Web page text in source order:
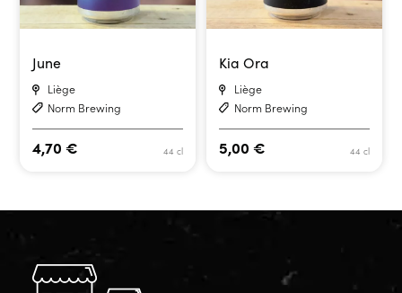
June
Liège
Norm Brewing
44 cl
4,70€
Kia Ora
Liège
Norm Brewing
44 cl
5,00 €